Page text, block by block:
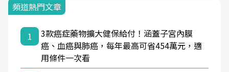
頻道熱門文章
1
3款癌症藥物擴大健保給付！涵蓋子宮內膜
癌、血癌與肺癌，每年最高可省454萬元，適
用條件一次看